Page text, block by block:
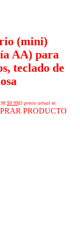
(mini)
AA) para
teclado de
$9.99El precio actual es:
PRODUCTO